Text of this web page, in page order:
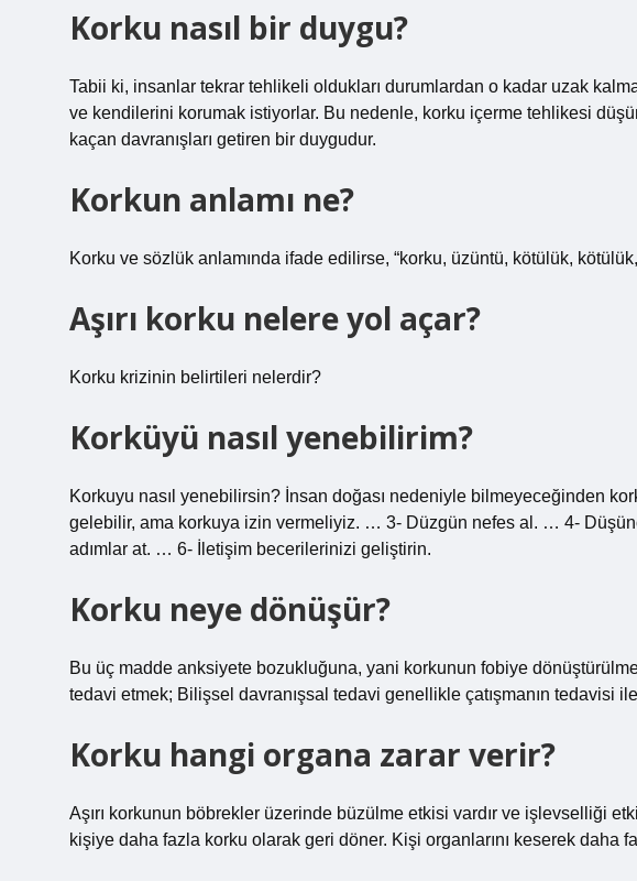
Korku nasıl bir duygu?
Tabii ki, insanlar tekrar tehlikeli oldukları durumlardan o kadar uzak
ve kendilerini korumak istiyorlar. Bu nedenle, korku içerme tehlikesi
kaçan davranışları getiren bir duygudur.
Korkun anlamı ne?
Korku ve sözlük anlamında ifade edilirse, “korku, üzüntü, kötülük,
Aşırı korku nelere yol açar?
Korku krizinin belirtileri nelerdir?
Korküyü nasıl yenebilirim?
Korkuyu nasıl yenebilirsin? İnsan doğası nedeniyle bilmeyeceğinden
gelebilir, ama korkuya izin vermeliyiz. … 3- Düzgün nefes al. … 4-
adımlar at. … 6- İletişim becerilerinizi geliştirin.
Korku neye dönüşür?
Bu üç madde anksiyete bozukluğuna, yani korkunun fobiye
tedavi etmek; Bilişsel davranışsal tedavi genellikle çatışmanın tedavisi
Korku hangi organa zarar verir?
Aşırı korkunun böbrekler üzerinde büzülme etkisi vardır ve işlevselliği
kişiye daha fazla korku olarak geri döner. Kişi organlarını keserek daha